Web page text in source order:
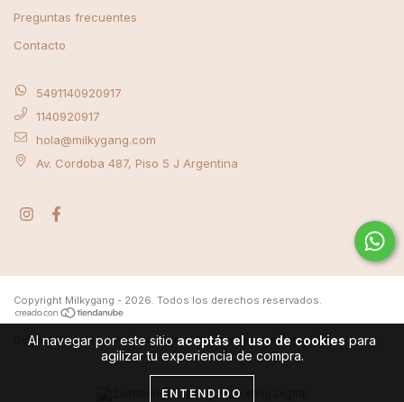
Al navegar por este sitio aceptás el uso de cookies para
agilizar tu experiencia de compra.
ENTENDIDO
Preguntas frecuentes
Contacto
5491140920917
1140920917
hola@milkygang.com
Av. Cordoba 487, Piso 5 J Argentina
Copyright Milkygang - 2026. Todos los derechos reservados.
Defensa de las y los consumidores. Para reclamosingrese aquí